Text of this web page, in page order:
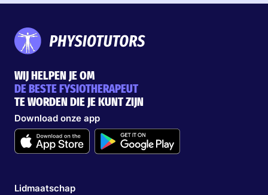
WIJ HELPEN JE OM
DE BESTE FYSIOTHERAPEUT
TE WORDEN DIE JE KUNT ZIJN
Download onze app
Lidmaatschap